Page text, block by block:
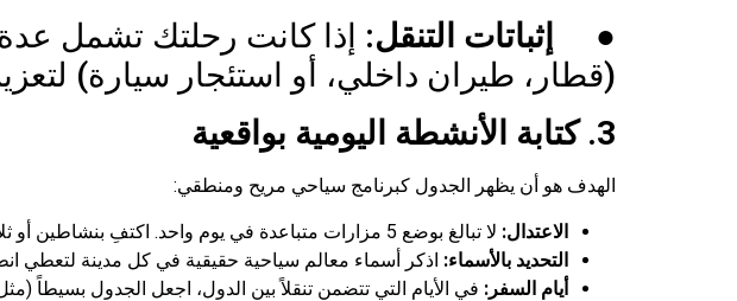
●
إثباتات التنقل: إذا كانت رحلتك تشمل
(قطار، طيران داخلي، أو استئجار سيارة)
3. كتابة الأنشطة اليومية بواقعية
الهدف هو أن يظهر الجدول كبرنامج سياحي مريح ومنطقي:
الاعتدال: لا تبالغ بوضع 5 مزارات متباعدة في يوم واحد. اكتفِ بنشاطين أو ثلاثة بحد أقصى لتبدو الرحلة منطقية.
التحديد بالأسماء: اذكر أسماء معالم سياحية حقيقية في كل مدينة لتعطي
أيام السفر: في الأيام التي تتضمن تنقلاً بين الدول، اجعل الجدول بسيطاً